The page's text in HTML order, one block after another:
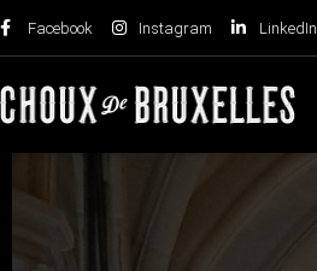
Facebook Instagram LinkedIn